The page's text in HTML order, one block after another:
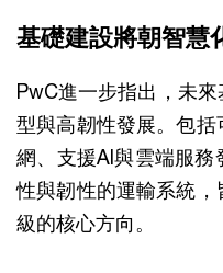
基礎建設將朝智慧
PwC進一步指出，未
型與高韌性發展。包
網、支援AI與雲端服
性與韌性的運輸系統
級的核心方向。